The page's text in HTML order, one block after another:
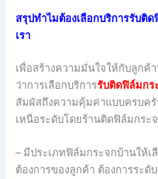
สรุปทำไมต้องเลือกบริการรับติ
เรา
เพื่อสร้างความมั่นใจให้กับลูก
ว่าการเลือกบริการรับติดฟิล์มกร
สัมผัสถึงความคุ้มค่าแบบครบค
เหนือระดับโดยร้านติดฟิล์มกระ
– มีประเภทฟิล์มกระจกบ้านให้
ต้องการของลูกค้า ต้องการระ